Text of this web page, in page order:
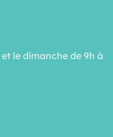
le dimanche de 9h à